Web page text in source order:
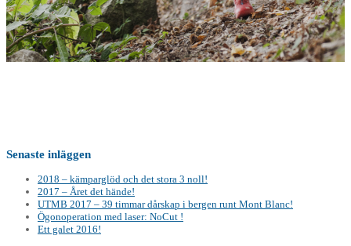
Senaste inläggen
2018 – kämparglöd och det stora 3 noll!
2017 – Året det hände!
UTMB 2017 – 39 timmar dårskap i bergen runt Mont Blanc!
Ögonoperation med laser: NoCut !
Ett galet 2016!